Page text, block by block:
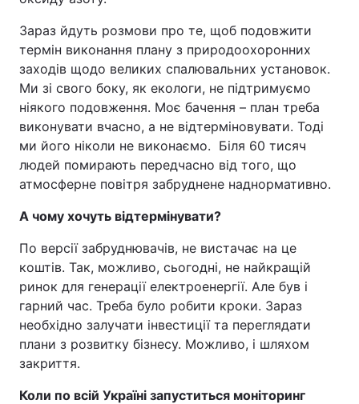
Зараз йдуть розмови про те, щоб подовжити
термін виконання плану з природоохоронних
заходів щодо великих спалювальних установок.
Ми зі свого боку, як екологи, не підтримуємо
ніякого подовження. Моє бачення – план треба
виконувати вчасно, а не відтерміновувати. Тоді
ми його ніколи не виконаємо. Біля 60 тисяч
людей помирають передчасно від того, що
атмосферне повітря забруднене наднормативно.
А чому хочуть відтермінувати?
По версії забруднювачів, не вистачає на це
коштів. Так, можливо, сьогодні, не найкращій
ринок для генерації електроенергії. Але був і
гарний час. Треба було робити кроки. Зараз
необхідно залучати інвестиції та переглядати
плани з розвитку бізнесу. Можливо, і шляхом
закриття.
Коли по всій Україні запуститься моніторинг